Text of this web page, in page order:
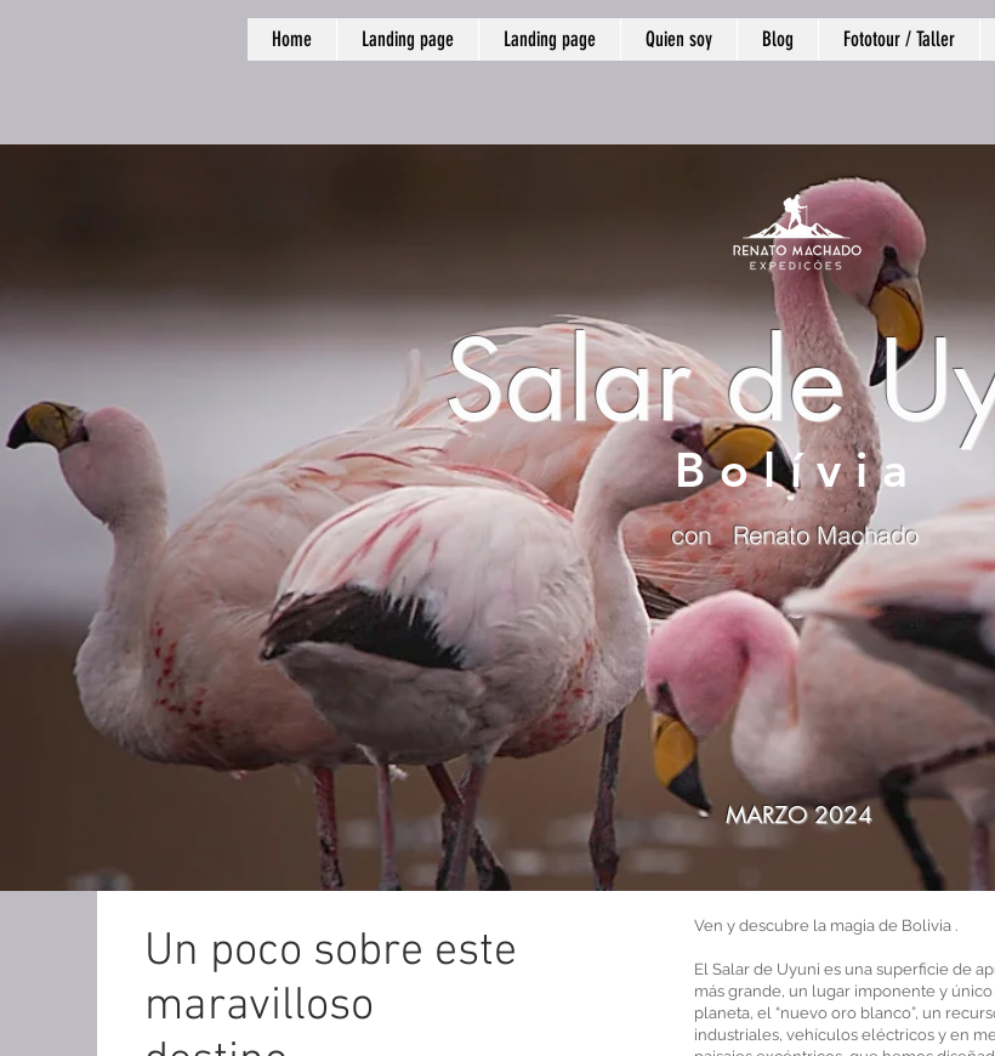
Home Landing page Landing page Quien soy Blog Fototour / Taller
Salar de
B o l í v i a
con Renato Machado
MARZO 2024
Un poco sobre este
maravilloso
Ven y descubre la magia de Bolivia .
El Salar de Uyuni es una superficie de
más grande, un lugar imponente y
planeta, el “nuevo oro blanco”, un
industriales, vehículos eléctricos y en